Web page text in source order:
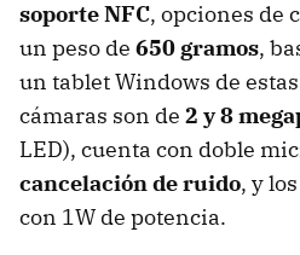
soporteNFC, opciones de
un peso de 650 gramos,
un tablet Windows de
cámaras son de 2 y 8
LED), cuenta con doble
cancelación de ruido, y
con 1W de potencia.